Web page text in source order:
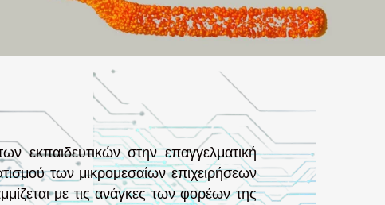
εκπαιδευτικών στην επαγγελματική
των μικρομεσαίων επιχειρήσεων
με τις ανάγκες των φορέων της